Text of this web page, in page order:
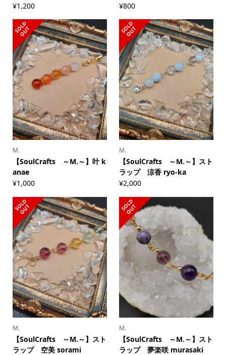
¥1,200
¥800
S
O
L
D
O
U
T
M.
【SoulCrafts ～M.～】叶 k
anae
¥1,000
S
O
L
D
O
U
T
M.
【SoulCrafts ～M.～】スト
ラップ 涼香 ryo-ka
¥2,000
S
O
L
D
O
U
T
M.
【SoulCrafts ～M.～】スト
ラップ 空美 sorami
S
O
L
D
O
U
T
M.
【SoulCrafts ～M.～】スト
ラップ 夢楽咲 murasaki